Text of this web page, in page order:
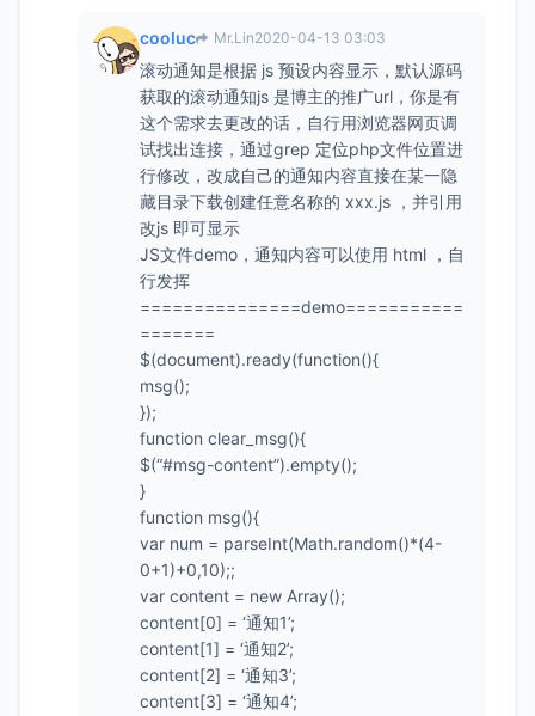
cooluc Mr.Lin2020-04-13 03:03
滚动通知是根据 js 预设内容显示，默认源码
获取的滚动通知js 是博主的推广url，你是有
这个需求去更改的话，自行用浏览器网页调
试找出连接，通过grep 定位php文件位置进
行修改，改成自己的通知内容直接在某一隐
藏目录下载创建任意名称的 xxx.js ，并引用
改js 即可显示
JS文件demo，通知内容可以使用 html ，自
行发挥
===============demo===========
=======
$(document).ready(function(){
msg();
});
function clear_msg(){
$(“#msg-content”).empty();
}
function msg(){
var num = parseInt(Math.random()*(4-
0+1)+0,10);;
var content = new Array();
content[0] = ‘通知1’;
content[1] = ‘通知2’;
content[2] = ‘通知3’;
content[3] = ‘通知4’;